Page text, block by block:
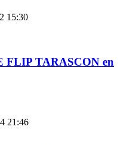
15:30
FLIP TARASCON en
21:46